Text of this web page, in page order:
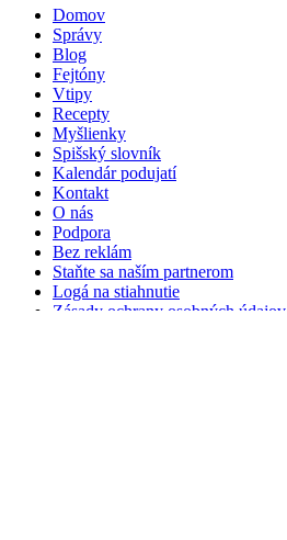
Domov
Správy
Blog
Fejtóny
Vtipy
Recepty
Myšlienky
Spišský slovník
Kalendár podujatí
Kontakt
O nás
Podpora
Bez reklám
Staňte sa naším partnerom
Logá na stiahnutie
Zásady ochrany osobných údajov